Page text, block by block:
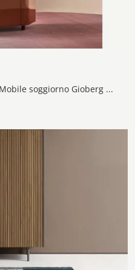
Clicca e ottieni informazioni! Mobile soggiorno Gioberg Anfora di Alf Da Frè in laccato lucido: ti sta aspettando per completare le tue stanze ...